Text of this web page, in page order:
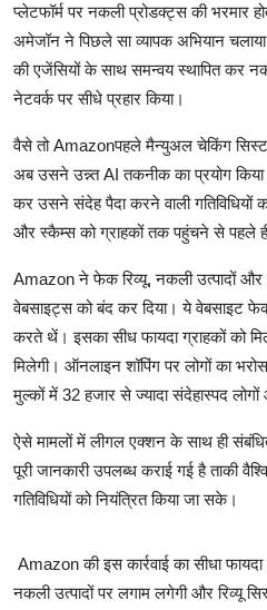
प्लेटफॉर्म पर नकली प्रोडक्ट्स की भरमार
अमेजॉन ने पिछले सा व्यापक अभियान
की एजेंसियों के साथ समन्वय स्थापित कर
नेटवर्क पर सीधे प्रहार किया।
वैसे तो Amazonपहले मैन्युअल चेकिंग
अब उसने उन्न्त AI तकनीक का प्रयोग
कर उसने संदेह पैदा करने वाली गतिविधियों
और स्कैम्स को ग्राहकों तक पहुंचने से पहले ही
Amazon ने फेक रिव्यू, नकली उत्पादों और
वेबसाइट्स को बंद कर दिया। ये वेबसाइट
करते थें। इसका सीध फायदा ग्राहकों को
मिलेगी। ऑनलाइन शॉपिंग पर लोगों का
मुल्कों में 32 हजार से ज्यादा संदेहास्पद
ऐसे मामलों में लीगल एक्शन के साथ ही
पूरी जानकारी उपलब्ध कराई गई है ताकी
गतिविधियों को नियंत्रित किया जा सके।
Amazon की इस कार्रवाई का सीधा
नकली उत्पादों पर लगाम लगेगी और रिव्यू